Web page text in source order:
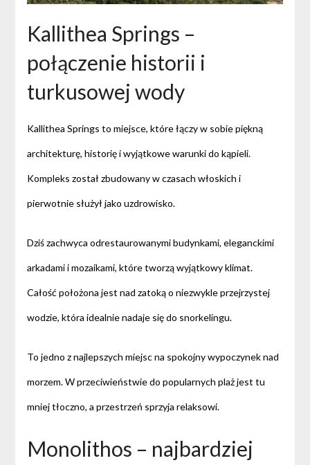
Kallithea Springs –
połączenie historii i
turkusowej wody
Kallithea Springs to miejsce, które łączy w sobie piękną
architekturę, historię i wyjątkowe warunki do kąpieli.
Kompleks został zbudowany w czasach włoskich i
pierwotnie służył jako uzdrowisko.
Dziś zachwyca odrestaurowanymi budynkami, eleganckimi
arkadami i mozaikami, które tworzą wyjątkowy klimat.
Całość położona jest nad zatoką o niezwykle przejrzystej
wodzie, która idealnie nadaje się do snorkelingu.
To jedno z najlepszych miejsc na spokojny wypoczynek nad
morzem. W przeciwieństwie do popularnych plaż jest tu
mniej tłoczno, a przestrzeń sprzyja relaksowi.
Monolithos – najbardziej